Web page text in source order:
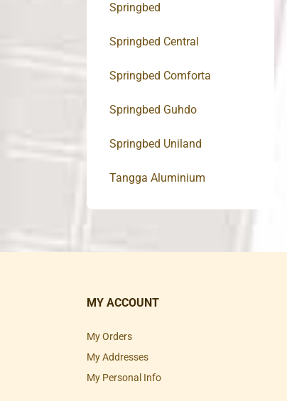
Springbed
Springbed Central
Springbed Comforta
Springbed Guhdo
Springbed Uniland
Tangga Aluminium
MY ACCOUNT
My Orders
My Addresses
My Personal Info